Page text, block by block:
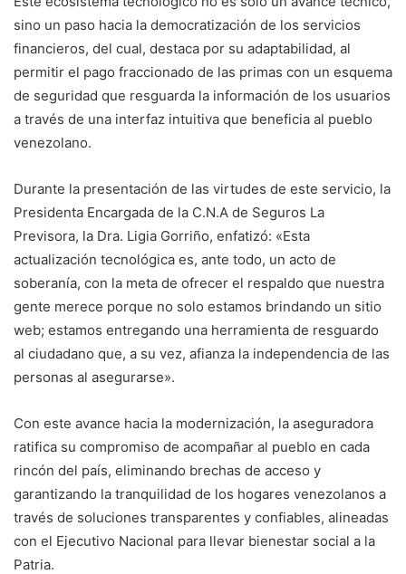
sino un paso hacia la democratización de los servicios
financieros, del cual, destaca por su adaptabilidad, al
permitir el pago fraccionado de las primas con un esquema
de seguridad que resguarda la información de los usuarios
a través de una interfaz intuitiva que beneficia al pueblo
venezolano.
Durante la presentación de las virtudes de este servicio, la
Presidenta Encargada de la C.N.A de Seguros La
Previsora, la Dra. Ligia Gorriño, enfatizó: «Esta
actualización tecnológica es, ante todo, un acto de
soberanía, con la meta de ofrecer el respaldo que nuestra
gente merece porque no solo estamos brindando un sitio
web; estamos entregando una herramienta de resguardo
al ciudadano que, a su vez, afianza la independencia de las
personas al asegurarse».
Con este avance hacia la modernización, la aseguradora
ratifica su compromiso de acompañar al pueblo en cada
rincón del país, eliminando brechas de acceso y
garantizando la tranquilidad de los hogares venezolanos a
través de soluciones transparentes y confiables, alineadas
con el Ejecutivo Nacional para llevar bienestar social a la
Patria.